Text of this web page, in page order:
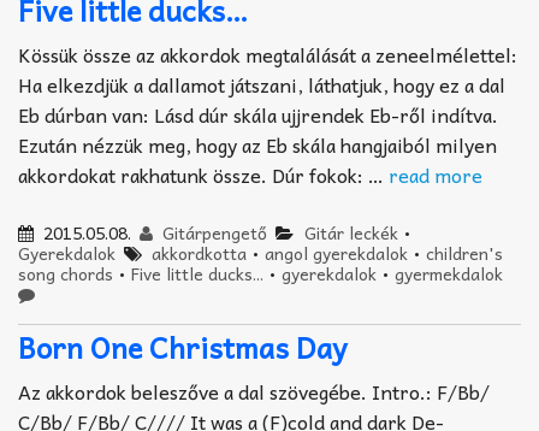
Five little ducks…
Kössük össze az akkordok megtalálását a zeneelmélettel:
Ha elkezdjük a dallamot játszani, láthatjuk, hogy ez a dal
Eb dúrban van: Lásd dúr skála ujjrendek Eb-ről indítva.
Ezután nézzük meg, hogy az Eb skála hangjaiból milyen
akkordokat rakhatunk össze. Dúr fokok: … read more
2015.05.08. Gitárpengető Gitár leckék•
Gyerekdalok akkordkotta •angol gyerekdalok •children's
song chords • Five little ducks... • gyerekdalok • gyermekdalok
Born One Christmas Day
Az akkordok beleszőve a dal szövegébe. Intro.: F/Bb/
C/Bb/ F/Bb/ C//// It was a (F)cold and dark De-